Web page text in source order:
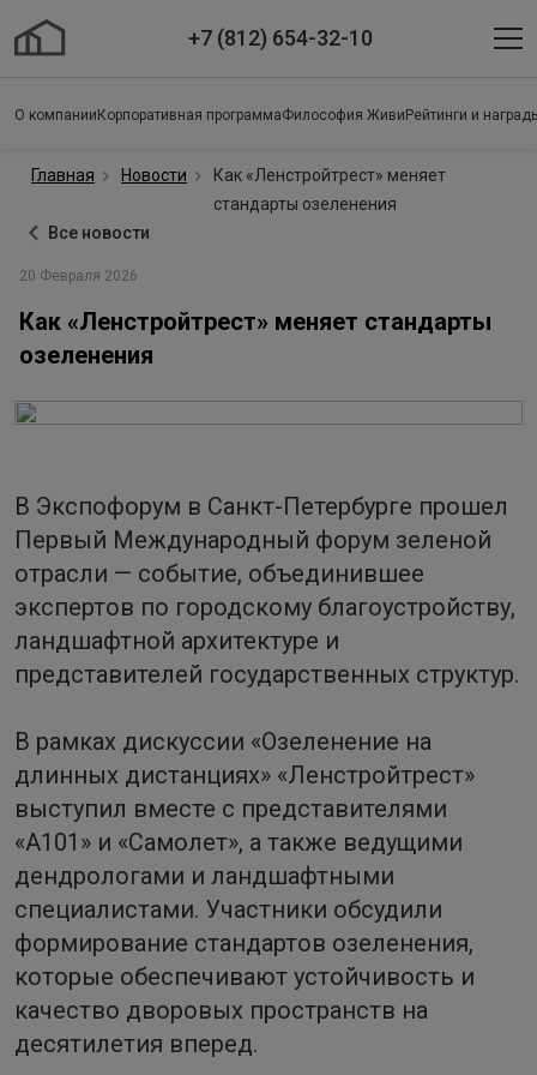
+7 (812) 654-32-10
О компании Корпоративная программаФилософия Живи Рейтинги и
Главная Новости
Как «Ленстройтрест» меняет
стандарты озеленения
Все новости
20 Февраля 2026
Как «Ленстройтрест» меняет стандарты
озеленения
В Экспофорум в Санкт-Петербурге прошел
Первый Международный форум зеленой
отрасли — событие, объединившее
экспертов по городскому благоустройству,
ландшафтной архитектуре и
представителей государственных структур.
В рамках дискуссии «Озеленение на
длинных дистанциях» «Ленстройтрест»
выступил вместе с представителями
«А101» и «Самолет», а также ведущими
дендрологами и ландшафтными
специалистами. Участники обсудили
формирование стандартов озеленения,
которые обеспечивают устойчивость и
качество дворовых пространств на
десятилетия вперед.